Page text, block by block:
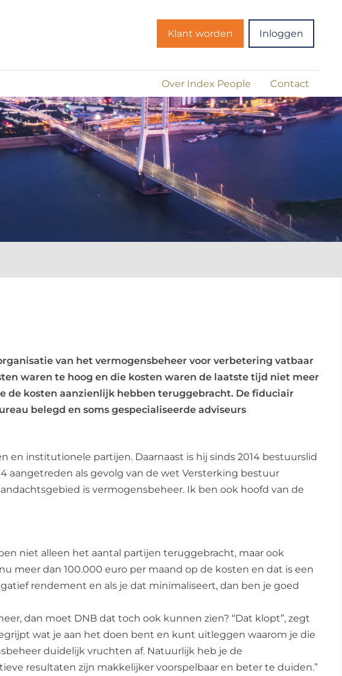
Klant worden Inloggen
Over Index People Contact
van het vermogensbeheer voor verbetering vatbaar
waren te hoog en die kosten waren de laatste tijd niet meer
de kosten aanzienlijk hebben teruggebracht. De fiduciair
belegd en soms gespecialiseerde adviseurs
en institutionele partijen. Daarnaast is hij sinds 2014 bestuurslid
aangetreden als gevolg van de wet Versterking bestuur
is vermogensbeheer. Ik ben ook hoofd van de
niet alleen het aantal partijen teruggebracht, maar ook
meer dan 100.000 euro per maand op de kosten en dat is een
rendement en als je dat minimaliseert, dan ben je goed
dan moet DNB dat toch ook kunnen zien? “Dat klopt”, zegt
wat je aan het doen bent en kunt uitleggen waarom je die
duidelijk vruchten af. Natuurlijk heb je de
resultaten zijn makkelijker voorspelbaar en beter te duiden.”